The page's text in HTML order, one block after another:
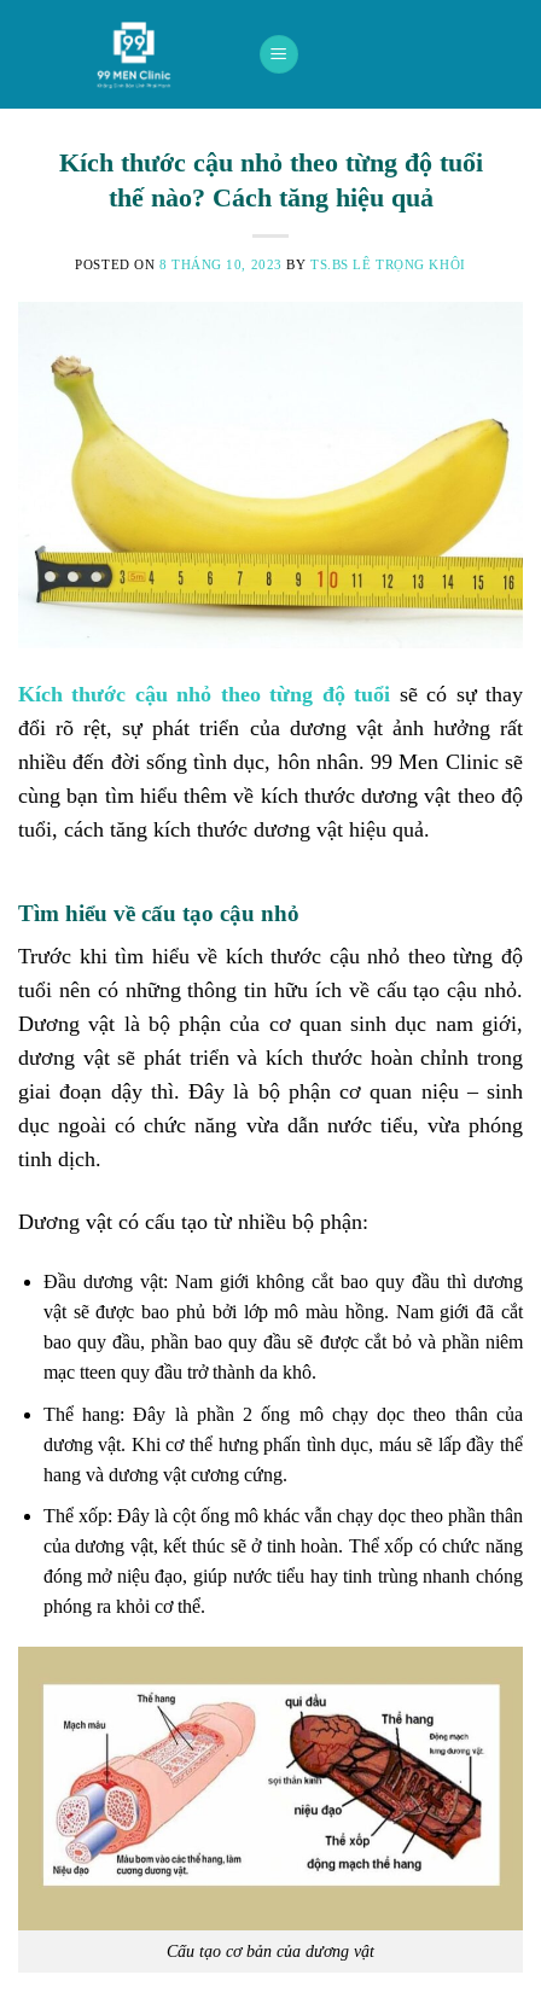
Kích thước cậu nhỏ theo từng độ tuổi
thế nào? Cách tăng hiệu quả
POSTED ON 8 THÁNG 10, 2023 BYTS.BS LÊ TRỌNG KHÔI
Kích thước cậu nhỏ theo từng độ tuổi sẽ có sự thay
đổi rõ rệt, sự phát triển của dương vật ảnh hưởng rất
nhiều đến đời sống tình dục, hôn nhân. 99 Men Clinic sẽ
cùng bạn tìm hiểu thêm về kích thước dương vật theo độ
tuổi, cách tăng kích thước dương vật hiệu quả.
Tìm hiểu về cấu tạo cậu nhỏ
Trước khi tìm hiểu về kích thước cậu nhỏ theo từng độ
tuổi nên có những thông tin hữu ích về cấu tạo cậu nhỏ.
Dương vật là bộ phận của cơ quan sinh dục nam giới,
dương vật sẽ phát triển và kích thước hoàn chỉnh trong
giai đoạn dậy thì. Đây là bộ phận cơ quan niệu – sinh
dục ngoài có chức năng vừa dẫn nước tiểu, vừa phóng
tinh dịch.
Dương vật có cấu tạo từ nhiều bộ phận:
Đầu dương vật: Nam giới không cắt bao quy đầu thì dương
vật sẽ được bao phủ bởi lớp mô màu hồng. Nam giới đã cắt
bao quy đầu, phần bao quy đầu sẽ được cắt bỏ và phần niêm
mạc tteen quy đầu trở thành da khô.
Thể hang: Đây là phần 2 ống mô chạy dọc theo thân của
dương vật. Khi cơ thể hưng phấn tình dục, máu sẽ lấp đầy thể
hang và dương vật cương cứng.
Thể xốp: Đây là cột ống mô khác vẫn chạy dọc theo phần thân
của dương vật, kết thúc sẽ ở tinh hoàn. Thể xốp có chức năng
đóng mở niệu đạo, giúp nước tiểu hay tinh trùng nhanh chóng
phóng ra khỏi cơ thể.
Cấu tạo cơ bản của dương vật